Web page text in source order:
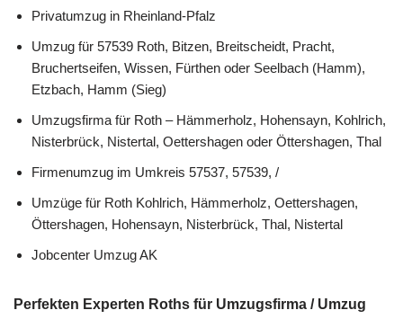
Privatumzug in Rheinland-Pfalz
Umzug für 57539 Roth, Bitzen, Breitscheidt, Pracht,
Bruchertseifen, Wissen, Fürthen oder Seelbach (Hamm),
Etzbach, Hamm (Sieg)
Umzugsfirma für Roth – Hämmerholz, Hohensayn, Kohlrich,
Nisterbrück, Nistertal, Oettershagen oder Öttershagen, Thal
Firmenumzug im Umkreis 57537, 57539, /
Umzüge für Roth Kohlrich, Hämmerholz, Oettershagen,
Öttershagen, Hohensayn, Nisterbrück, Thal, Nistertal
Jobcenter Umzug AK
Perfekten Experten Roths für Umzugsfirma / Umzug